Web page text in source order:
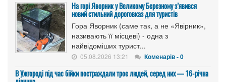
На горі Яворник у Великому Березному з’явився
новий стильний дороговказ для туристів
Гора Яворник (саме так, а не «Явірник»,
називають її місцеві) - одна з
найвідоміших турист...
05.08.2026 13:21 Коменарів - 0
В Ужгороді під час бійки постраждали троє людей, серед них — 16-річна